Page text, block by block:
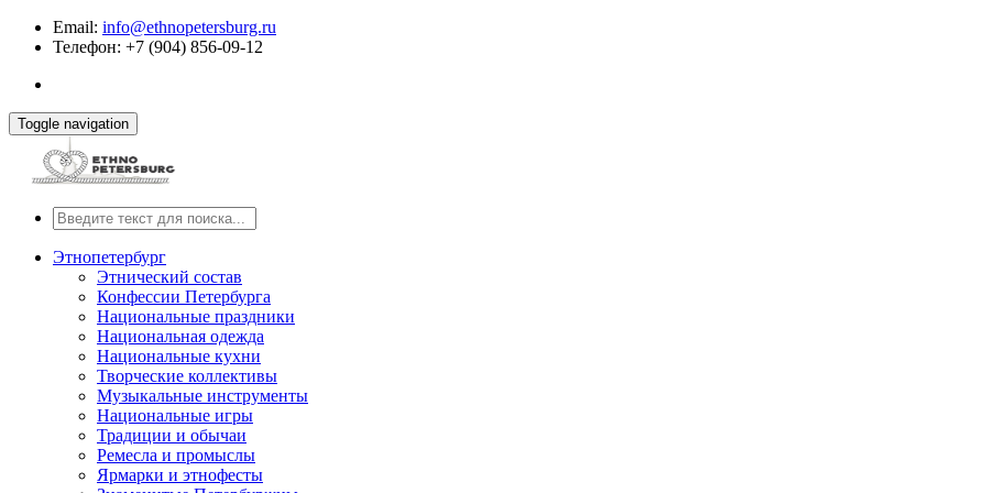
Email: info@ethnopetersburg.ru
Телефон: +7 (904) 856-09-12
Toggle navigation
Этнопетербург
Этнический состав
Конфессии Петербурга
Национальные праздники
Национальная одежда
Национальные кухни
Творческие коллективы
Музыкальные инструменты
Национальные игры
Традиции и обычаи
Ремесла и промыслы
Ярмарки и этнофесты